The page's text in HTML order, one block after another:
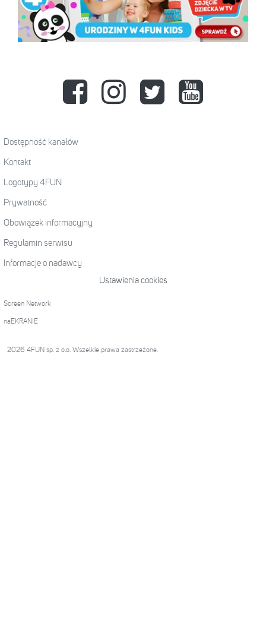
Dostępność kanałów
Kontakt
Logotypy 4FUN
Prywatność
Obowiązek informacyjny
Regulamin serwisu
Informacje o nadawcy
Ustawienia cookies
Screen Network
naEKRANIE
2026 4FUN sp. z o.o. Wszelkie prawa zastrzeżone.